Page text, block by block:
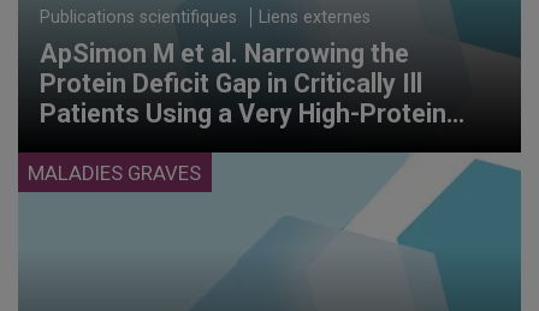
Publications scientifiques Liens externes
ApSimon M et al. Narrowing the
Protein Deficit Gap in Critically Ill
Patients Using a Very High-Protein
35(3); 533-539.
MALADIES GRAVES